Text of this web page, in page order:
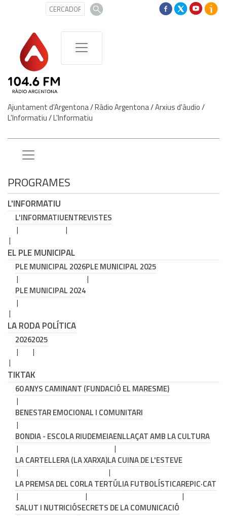
Ajuntament d'Argentona/Ràdio Argentona/Arxius d'àudio/
L'Informatiu/L'Informatiu
PROGRAMES
L'INFORMATIU
L'INFORMATIUENTREVISTES
EL PLE MUNICIPAL
PLE MUNICIPAL 2026PLE MUNICIPAL 2025
PLE MUNICIPAL 2024
LA RODA POLÍTICA
20262025
TIKTAK
60 ANYS CAMINANT (FUNDACIÓ EL MARESME)
BENESTAR EMOCIONAL I COMUNITARI
BONDIA - ESCOLA RIUDEMEIAENLLAÇAT AMB LA CULTURA
LA CARTELLERA (LA XARXA)LA CUINA DE L'ESTEVE
LA PREMSA DEL CORLA TERTÚLIA FUTBOLÍSTICAREPIC·CAT
SALUT I NUTRICIÓSECRETS DE LA COMUNICACIÓ